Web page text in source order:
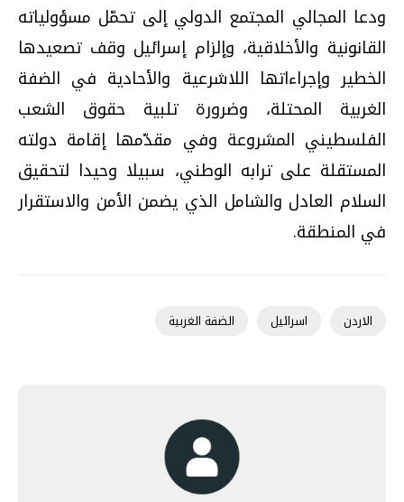
ودعا المجالي المجتمع الدولي إلى تحمّل مسؤولياته
القانونية والأخلاقية، وإلزام إسرائيل وقف تصعيدها
الخطير وإجراءاتها اللاشرعية والأحادية في الضفة
الغربية المحتلة، وضرورة تلبية حقوق الشعب
الفلسطيني المشروعة وفي مقدّمها إقامة دولته
المستقلة على ترابه الوطني، سبيلا وحيدا لتحقيق
السلام العادل والشامل الذي يضمن الأمن والاستقرار
في المنطقة.
الاردن اسرائيل الضفة الغربية